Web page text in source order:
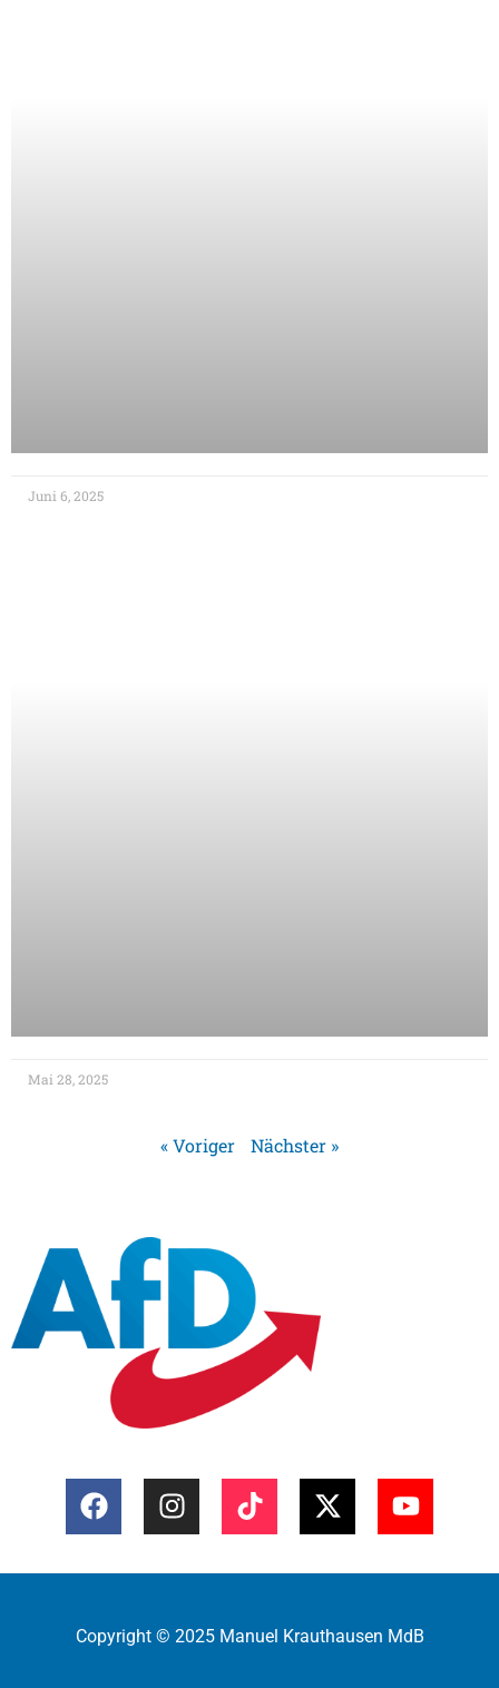
Juni 6, 2025
Mai 28, 2025
« Voriger Nächster »
Copyright © 2025 Manuel Krauthausen MdB